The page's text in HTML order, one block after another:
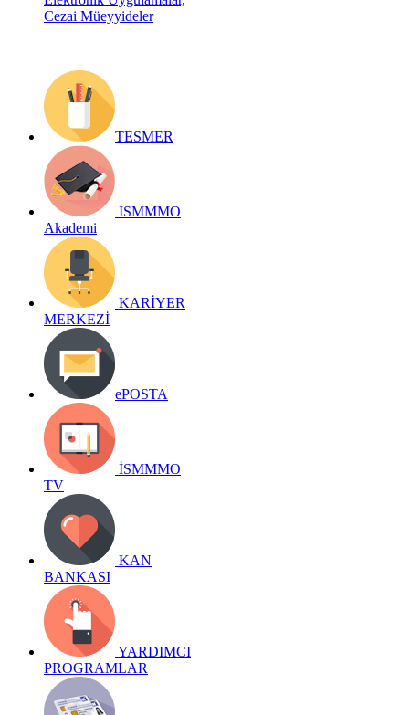
Cezai Müeyyideler
TESMER
İSMMMO
Akademi
KARİYER
MERKEZİ
ePOSTA
İSMMMO
TV
KAN
BANKASI
YARDIMCI
PROGRAMLAR